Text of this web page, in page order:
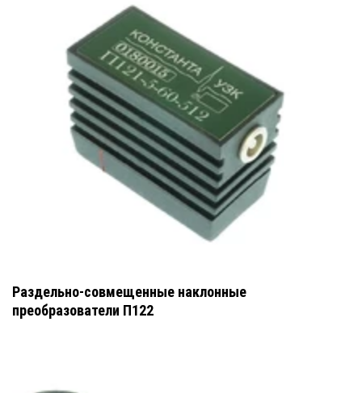
Раздельно-совмещенные наклонные
преобразователи П122